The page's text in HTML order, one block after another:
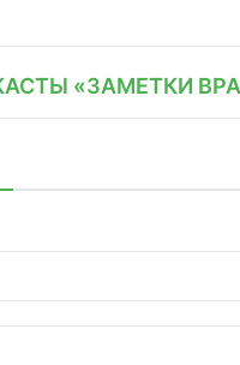
«ЗАМЕТКИ